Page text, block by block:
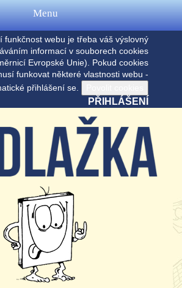
funkčnost webu je třeba váš výslovný
informací v souborech cookies
Evropské Unie). Pokud cookies
funkovat některé vlastnosti webu -
přihlášení se.
PŘIHLÁŠENÍ